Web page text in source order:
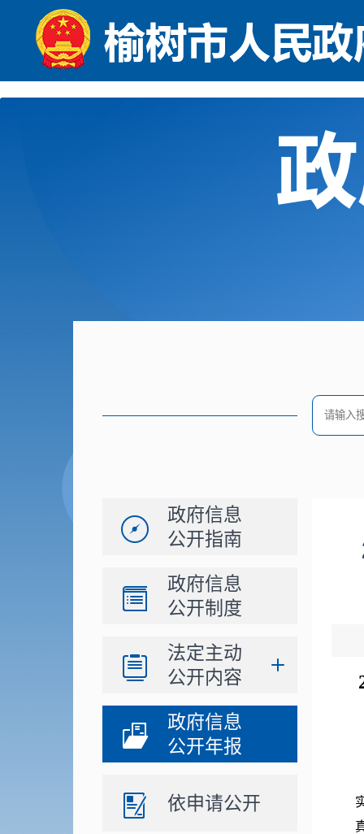
政府信息
公开指南
政府信息
公开制度
法定主动
公开内容
政府信息
公开年报
依申请公开